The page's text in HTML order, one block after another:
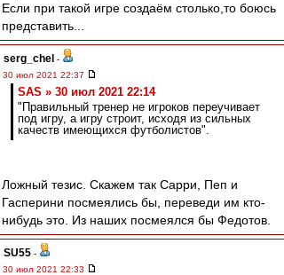
Если при такой игре создаём столько,то боюсь
представить...
serg_chel -
30 июл 2021 22:37
SAS » 30 июл 2021 22:14
"Правильный тренер не игроков переучивает
под игру, а игру строит, исходя из сильных
качеств имеющихся футболистов".
Ложный тезис. Скажем так Сарри, Пеп и
Гасперини посмеялись бы, переведи им кто-
нибудь это. Из наших посмеялся бы Федотов.
SU55 -
30 июл 2021 22:33